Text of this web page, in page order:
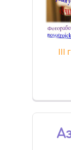
III